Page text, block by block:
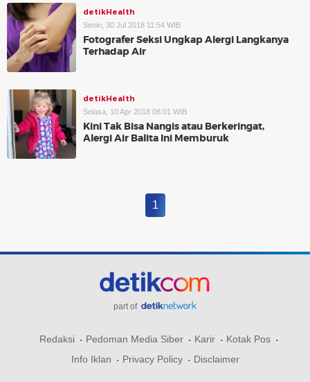
detikHealth
Senin, 30 Jul 2018 11:54 WIB
Fotografer Seksi Ungkap Alergi Langkanya
Terhadap Air
detikHealth
Selasa, 10 Apr 2018 08:01 WIB
Kini Tak Bisa Nangis atau Berkeringat,
Alergi Air Balita Ini Memburuk
1
part of
Redaksi Pedoman Media Siber Karir
Kotak Pos
Info Iklan
Privacy Policy Disclaimer